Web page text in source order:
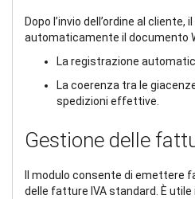
Dopo l’invio dell’ordine al cliente,
automaticamente il documento
La registrazione
La coerenza tra le
spedizioni effettive.
Gestione delle
Il modulo consente di emettere
delle fatture IVA standard. È utile